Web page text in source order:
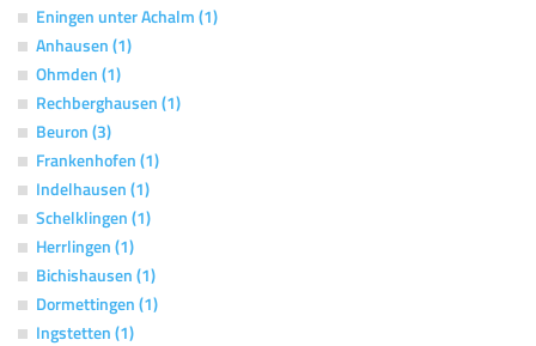
Eningen unter Achalm (1)
Anhausen (1)
Ohmden (1)
Rechberghausen (1)
Beuron (3)
Frankenhofen (1)
Indelhausen (1)
Schelklingen (1)
Herrlingen (1)
Bichishausen (1)
Dormettingen (1)
Ingstetten (1)